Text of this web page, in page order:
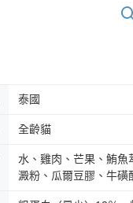
泰國
全齡貓
水、雞肉、芒果、鮪魚
澱粉、瓜爾豆膠、牛磺